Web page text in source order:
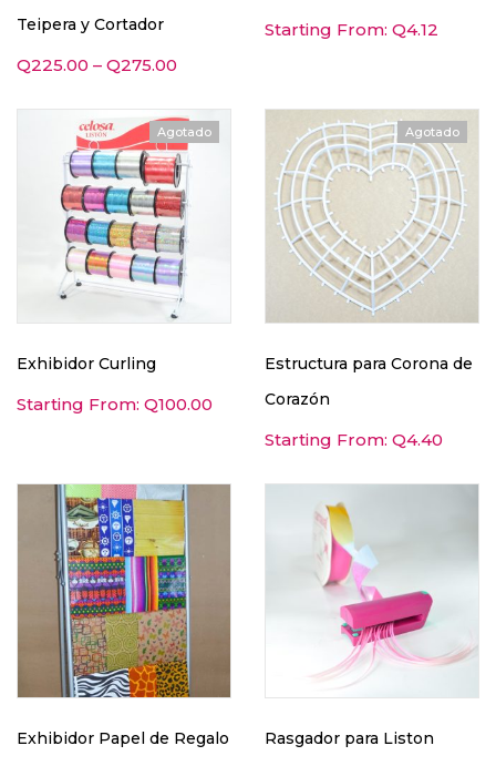
Teipera y Cortador
Q225.00 – Q275.00
Starting From: Q4.12
Agotado
Exhibidor Curling
Starting From: Q100.00
Agotado
Estructura para Corona de
Corazón
Starting From: Q4.40
Exhibidor Papel de Regalo Rasgador para Liston